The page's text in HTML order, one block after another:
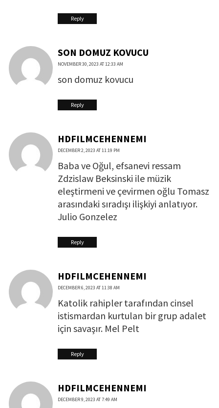
Reply
SON DOMUZ KOVUCU
NOVEMBER 30, 2023 AT 12:33 AM
son domuz kovucu
Reply
HDFILMCEHENNEMI
DECEMBER 2, 2023 AT 11:19 PM
Baba ve Oğul, efsanevi ressam
Zdzislaw Beksinski ile müzik
eleştirmeni ve çevirmen oğlu Tomasz
arasındaki sıradışı ilişkiyi anlatıyor.
Julio Gonzelez
Reply
HDFILMCEHENNEMI
DECEMBER 6, 2023 AT 11:38 AM
Katolik rahipler tarafından cinsel
istismardan kurtulan bir grup adalet
için savaşır. Mel Pelt
Reply
HDFILMCEHENNEMI
DECEMBER 9, 2023 AT 7:49 AM